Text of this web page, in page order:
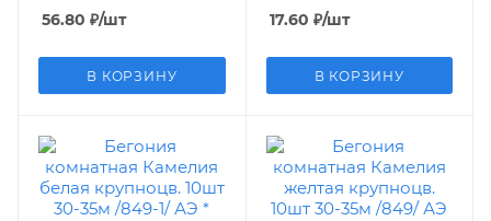
56.80 ₽/шт
В КОРЗИНУ
17.60 ₽/шт
В КОРЗИНУ